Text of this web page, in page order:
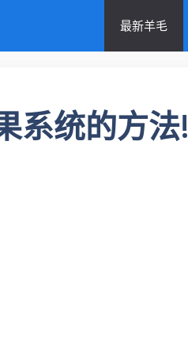
最新羊毛
系统的方法!